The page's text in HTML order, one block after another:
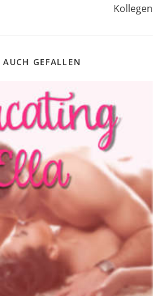
Kollegen
GEFALLEN